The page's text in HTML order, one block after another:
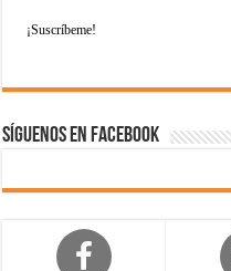
Síguenos en Facebook